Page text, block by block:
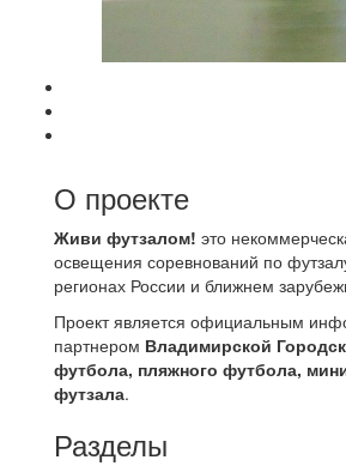
О проекте
Живи футзалом! это
освещения соревнований по
регионах России и ближнем
Проект является официальным
партнером Владимирской
футбола, пляжного футбола,
футзала.
Разделы